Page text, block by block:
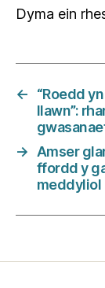
Dyma ein
←
“Roedd
llawn”:
→
Amser
ffordd y
meddyliol